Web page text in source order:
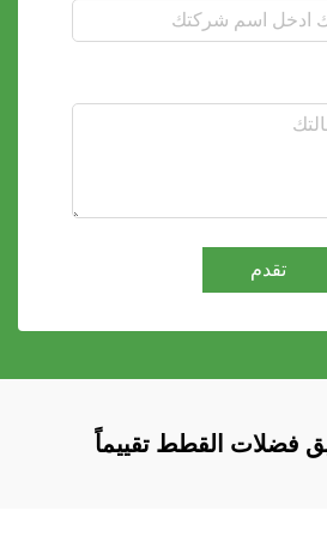
تقدم
فضلات القطط تقييماً